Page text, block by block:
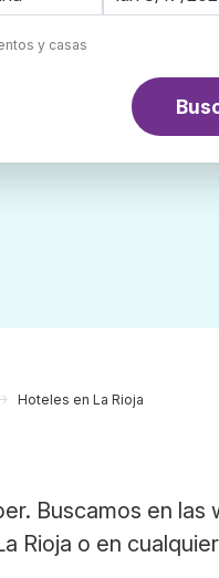
y casas
Hoteles en La Rioja
Buscamos en
Rioja o en